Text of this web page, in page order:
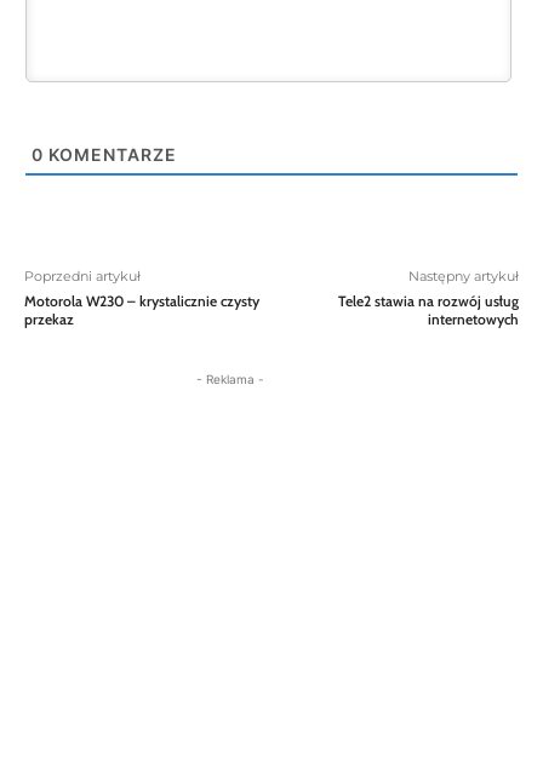
0 KOMENTARZE
Poprzedni artykuł
Motorola W230 – krystalicznie czysty
przekaz
Następny artykuł
Tele2 stawia na rozwój usług
internetowych
- Reklama -